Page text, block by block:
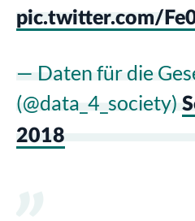
pic.twitter.com/
— Daten für die
(@data_4_society)
2018